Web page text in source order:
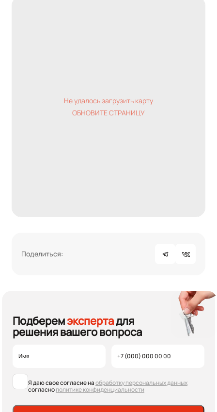
Не удалось загрузить карту
ОБНОВИТЕ СТРАНИЦУ
Поделиться:
Подберемэкспертадля
решения вашего вопроса
Я даю свое согласие наобработку персональных данных
согласнополитике конфиденциальности